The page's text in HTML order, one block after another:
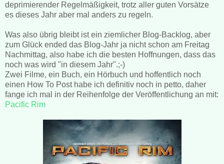
deprimierender Regelmäßigkeit, trotz aller guten Vorsätze
es dieses Jahr aber mal anders zu regeln.
Was also übrig bleibt ist ein ziemlicher Blog-Backlog, aber
zum Glück ended das Blog-Jahr ja nicht schon am Freitag
Nachmittag, also habe ich die besten Hoffnungen, dass das
noch was wird "in diesem Jahr".;-)
Zwei Filme, ein Buch, ein Hörbuch und hoffentlich noch
einen How To Post habe ich definitiv noch in petto, daher
fange ich mal in der Reihenfolge der Veröffentlichung an mit:
Pacific Rim